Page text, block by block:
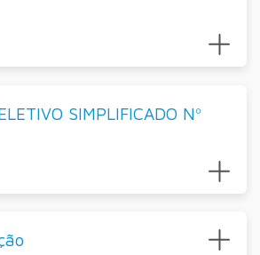
SIMPLIFICADO Nº